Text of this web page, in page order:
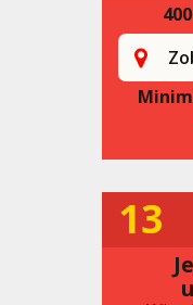
400
13